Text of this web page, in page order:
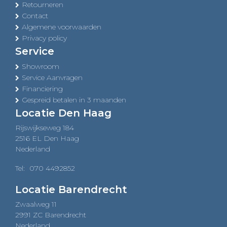
Retourneren
Contact
Algemene voorwaarden
Privacy policy
Service
Showroom
Service Aanvragen
Financiering
Gespreid betalen in 3 maanden
Locatie Den Haag
Rijswijkseweg 184
2516 EL Den Haag
Nederland
Tel: 070 4492852
Locatie Barendrecht
Zwaalweg 11
2991 ZC Barendrecht